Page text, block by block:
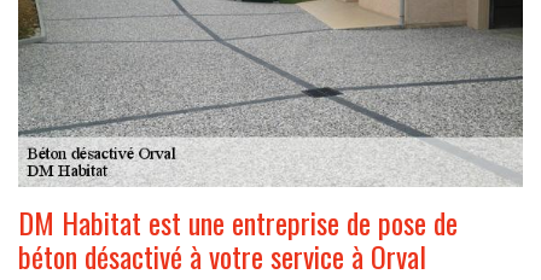
DM Habitat est une entreprise de pose de
béton désactivé à votre service à Orval